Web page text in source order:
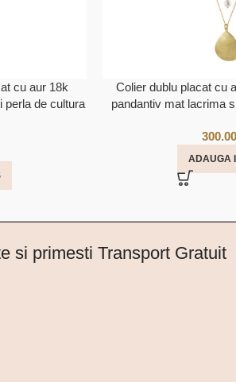
cu aur 18k
perla de cultura
Colier dublu placat cu
pandantiv mat lacrima
300.00
ADAUGA
si primesti Transport Gratuit